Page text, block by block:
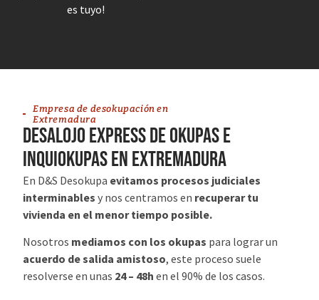
es tuyo!
Empresa de desokupación en
Extremadura
desalojo express de okupas e
inquiokupas en Extremadura
En D&S Desokupa evitamos procesos judiciales
interminables y nos centramos en recuperar tu
vivienda en el menor tiempo posible.
Nosotros mediamos con los okupas para lograr un
acuerdo de salida amistoso, este proceso suele
resolverse en unas 24 – 48h en el 90% de los casos.